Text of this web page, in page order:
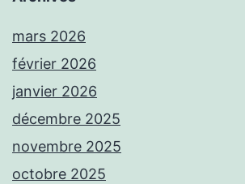
mars 2026
février 2026
janvier 2026
décembre 2025
novembre 2025
octobre 2025